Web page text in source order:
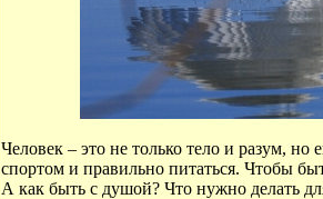
Человек – это не только тело и разум,
спортом и правильно питаться. Чтобы
А как быть с душой? Что нужно делать